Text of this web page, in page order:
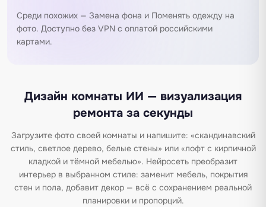
Среди похожих — Замена фона и Поменять одежду на
фото. Доступно без VPN с оплатой российскими
картами.
Дизайн комнаты ИИ — визуализация
ремонта за секунды
Загрузите фото своей комнаты и напишите: «скандинавский
стиль, светлое дерево, белые стены» или «лофт с кирпичной
кладкой и тёмной мебелью». Нейросеть преобразит
интерьер в выбранном стиле: заменит мебель, покрытия
стен и пола, добавит декор — всё с сохранением реальной
планировки и пропорций.